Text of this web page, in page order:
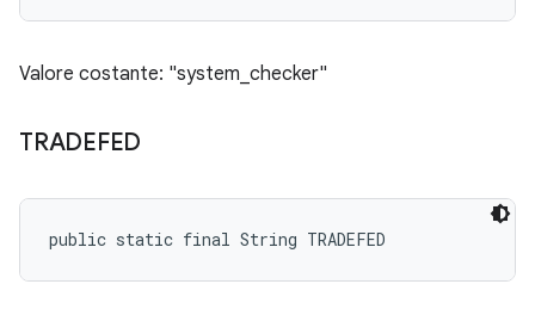
Valore costante: "system_checker"
TRADEFED
public static final String TRADEFED